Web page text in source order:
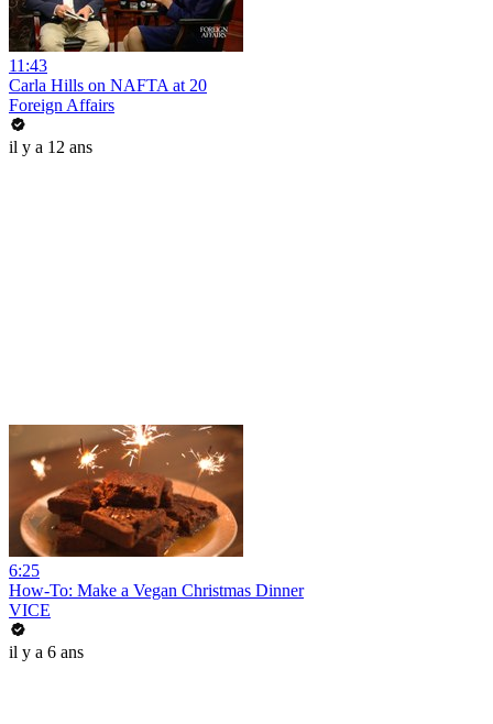
11:43
Carla Hills on NAFTA at 20
Foreign Affairs
il y a 12 ans
6:25
How-To: Make a Vegan Christmas Dinner
VICE
il y a 6 ans